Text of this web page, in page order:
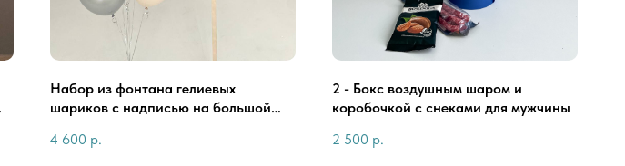
Набор из фонтана гелиевых
шариков с надписью на большой
4 600 р.
2 - Бокс воздушным шаром и
коробочкой с снеками для мужчины
2 500 р.